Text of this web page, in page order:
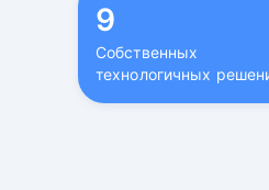
9
Собственных
технологичных